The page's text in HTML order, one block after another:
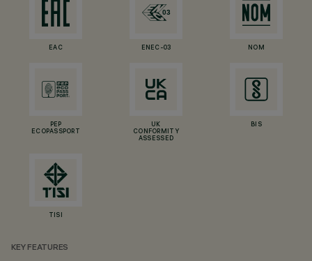
EAC ENEC-03 NOM
PEP
ECOPASSPORT
UK
CONFORMITY
ASSESSED
BIS
TISI
KEY FEATURES